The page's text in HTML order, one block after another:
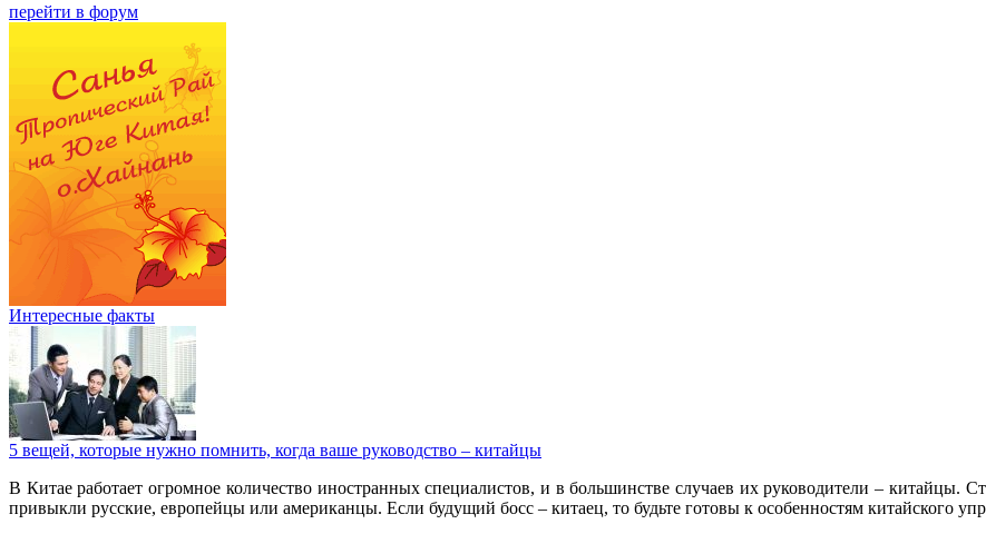
перейти в форум
Интересные факты
5 вещей, которые нужно помнить, когда ваше руководство – китайцы
В Китае работает огромное количество иностранных специалистов, и в большинстве случаев их руководители – китайцы.
привыкли русские, европейцы или американцы. Если будущий босс – китаец, то будьте готовы к особенностям китайского